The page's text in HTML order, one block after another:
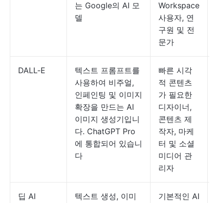
는 Google의 AI 모
델
Workspace
사용자, 연
구원 및 전
문가
DALL-E
텍스트 프롬프트를
사용하여 비주얼,
인페인팅 및 이미지
확장을 만드는 AI
이미지 생성기입니
다. ChatGPT Pro
에 통합되어 있습니
다
빠른 시각
적 콘텐츠
가 필요한
디자이너,
콘텐츠 제
작자, 마케
터 및 소셜
미디어 관
리자
딥 AI
텍스트 생성, 이미
기본적인 AI